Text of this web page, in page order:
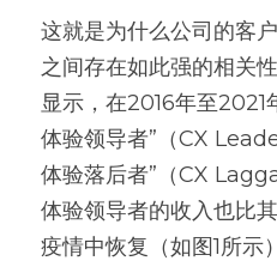
这就是为什么公司的客
之间存在如此强的相关
显示，在2016年至2021
体验领导者”（CX
体验落后者”（CX
体验领导者的收入也比
疫情中恢复（如图1所示